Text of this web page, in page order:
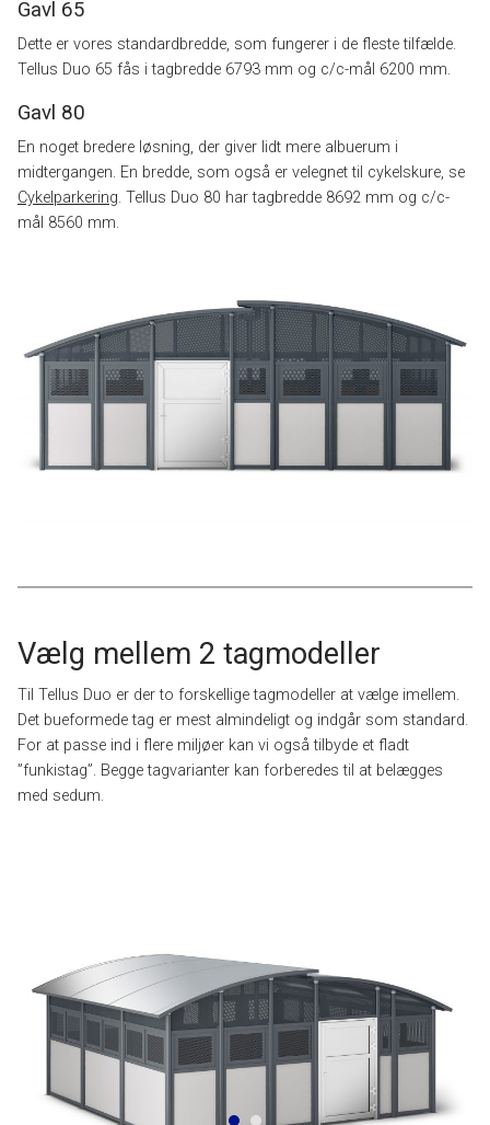
Gavl 65
Dette er vores standardbredde, som fungerer i de fleste tilfælde.
Tellus Duo 65 fås i tagbredde 6793 mm og c/c-mål 6200 mm.
Gavl 80
En noget bredere løsning, der giver lidt mere albuerum i
midtergangen. En bredde, som også er velegnet til cykelskure, se
Cykelparkering. Tellus Duo 80 har tagbredde 8692 mm og c/c-
mål 8560 mm.
Vælg mellem 2 tagmodeller
Til Tellus Duo er der to forskellige tagmodeller at vælge imellem.
Det bueformede tag er mest almindeligt og indgår som standard.
For at passe ind i flere miljøer kan vi også tilbyde et fladt
”funkistag”. Begge tagvarianter kan forberedes til at belægges
med sedum.